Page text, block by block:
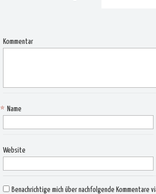
Kommentar
Name
*
Website
Benachrichtige mich über nachfolgende Kommentare